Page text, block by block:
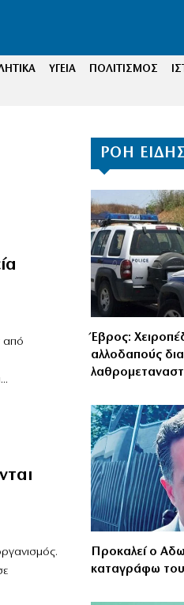
ΥΓΕΙΑ ΠΟΛΙΤΙΣΜΟΣ
από
ΡΟΗ
Έβρος:
αλλοδαπούς
Προκαλεί ο
καταγράφω